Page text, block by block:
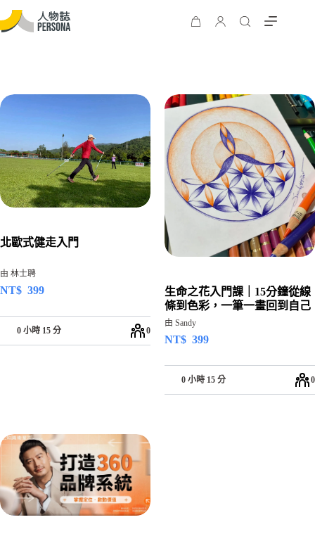
北歐式健走入門
由 林士聘
NT$ 399
0 小時 15 分 0
生命之花入門課｜15分鐘從線
條到色彩，一筆一畫回到自己
由 Sandy
NT$ 399
0 小時 15 分 0